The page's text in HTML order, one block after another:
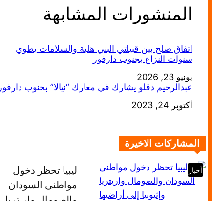
المنشورات المشابهة
اتفاق صلح بين قبيلتي البني هلبة والسلامات يطوي
سنوات النزاع بجنوب دارفور
التاريخ
يونيو 23, 2026
عبدالرحيم دقلو يشارك في معارك “نيالا” بجنوب دارفور
التاريخ
أكتوبر 24, 2023
المشاركات الاخيرة
أخبار
ليبيا تحظر دخول
مواطنى السودان